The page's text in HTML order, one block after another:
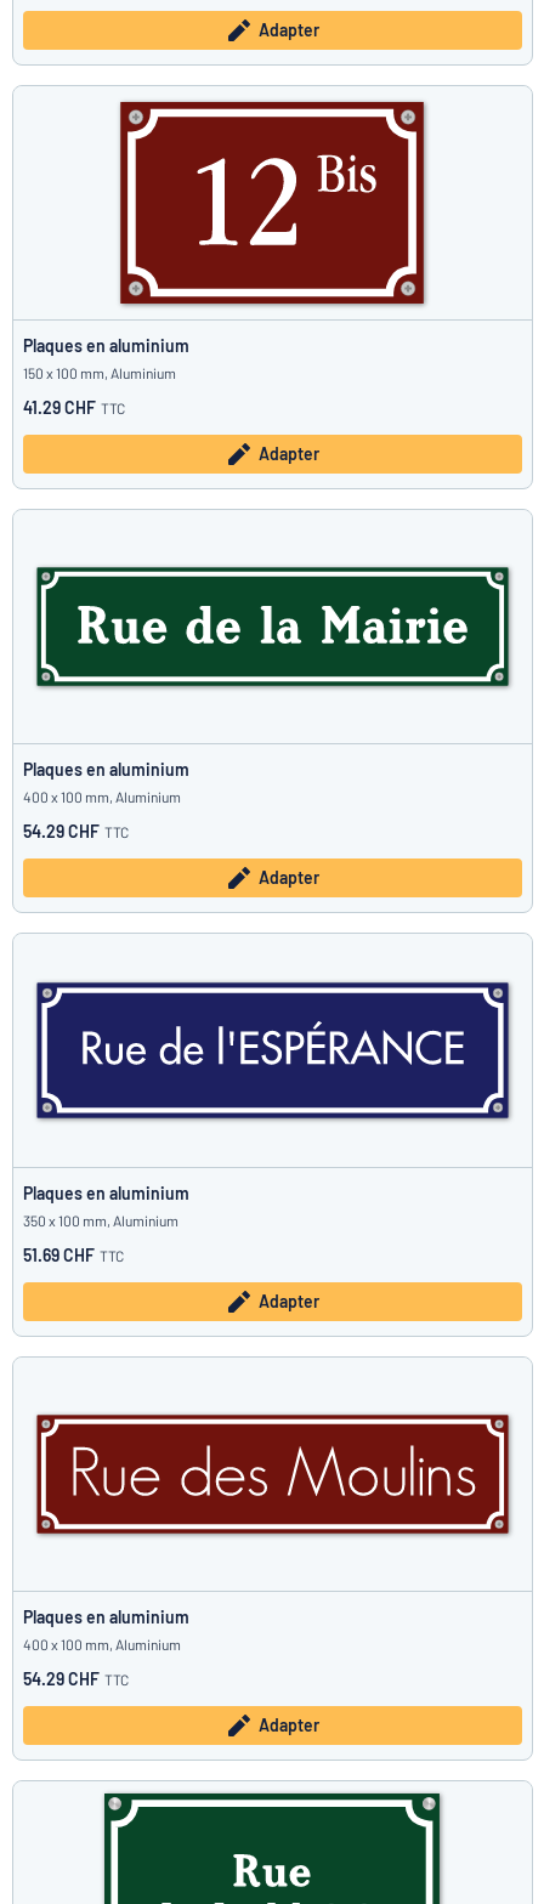
Adapter
Plaques en aluminium
150 x 100 mm, Aluminium
41.29 CHF TTC
Adapter
Plaques en aluminium
400 x 100 mm, Aluminium
54.29 CHF TTC
Adapter
Plaques en aluminium
350 x 100 mm, Aluminium
51.69 CHF TTC
Adapter
Plaques en aluminium
400 x 100 mm, Aluminium
54.29 CHF TTC
Adapter